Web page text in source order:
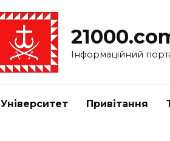
Інформаційний
Університет Привітання